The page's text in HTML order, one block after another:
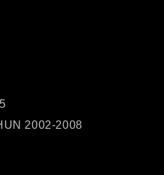
2002-2008